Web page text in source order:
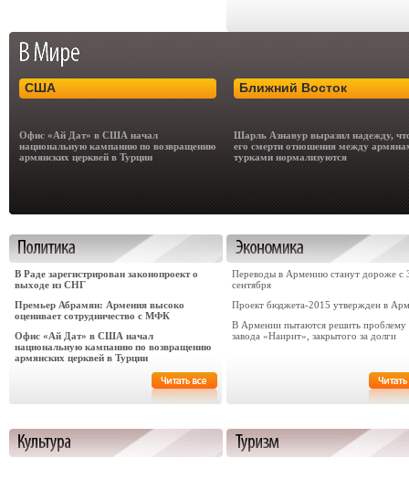
США
Офис «Ай Дат» в США начал
национальную кампанию по возвращению
армянских церквей в Турции
Ближний Восток
Шарль Азнавур выразил надежду,
его смерти отношения между
турками нормализуются
В Раде зарегистрирован законопроект о
выходе из СНГ
Премьер Абрамян: Армения высоко
оценивает сотрудничество с МФК
Офис «Ай Дат» в США начал
национальную кампанию по возвращению
армянских церквей в Турции
Переводы в Армению станут дороже с
сентября
Проект бюджета-2015 утвержден в
В Армении пытаются решить проблему
завода «Наирит», закрытого за долги